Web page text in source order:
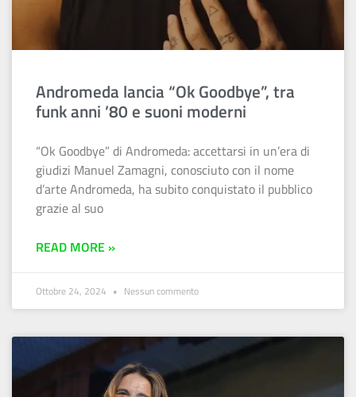
Andromeda lancia “Ok Goodbye”, tra
funk anni ’80 e suoni moderni
“Ok Goodbye” di Andromeda: accettarsi in un’era di
giudizi Manuel Zamagni, conosciuto con il nome
d’arte Andromeda, ha subito conquistato il pubblico
grazie al suo
READ MORE »
Ottobre 24, 2024 Nessun commento